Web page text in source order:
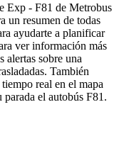
Exp - F81 de Metrobus
un resumen de todas
ayudarte a planificar
ver información más
alertas sobre una
También
real en el mapa
parada el autobús F81.